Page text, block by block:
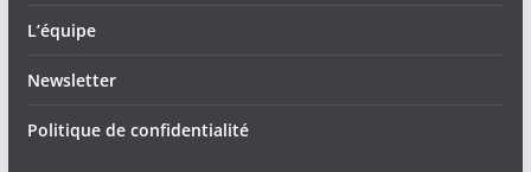
L’équipe
Newsletter
Politique de confidentialité